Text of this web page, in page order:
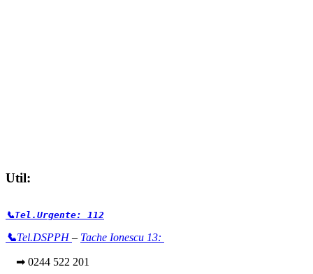
Util:
📞Tel.Urgente: 112
📞Tel.DSPPH– Tache Ionescu 13:
➡ 0244 522 201